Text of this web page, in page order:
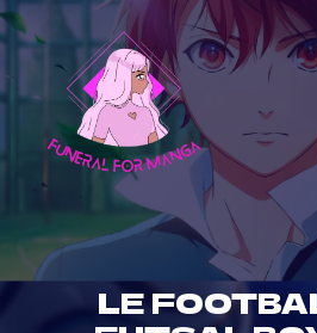
Skip
to
content
LE